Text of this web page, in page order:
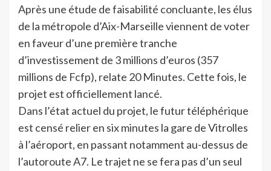
Après une étude de faisabilité concluante, les élus
de la métropole d’Aix-Marseille viennent de voter
en faveur d’une première tranche
d’investissement de 3 millions d’euros (357
millions de Fcfp), relate 20 Minutes. Cette fois, le
projet est officiellement lancé.
Dans l’état actuel du projet, le futur téléphérique
est censé relier en six minutes la gare de Vitrolles
à l’aéroport, en passant notamment au-dessus de
l’autoroute A7. Le trajet ne se fera pas d’un seul